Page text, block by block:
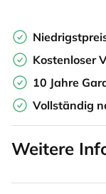
Kostenloser
10 Jahre
Vollständig
Weitere